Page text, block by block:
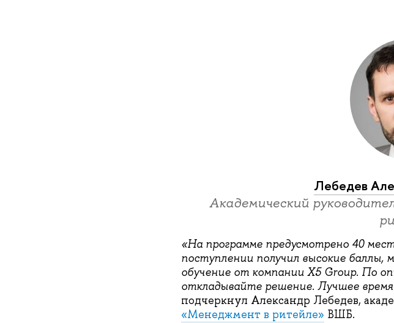
Лебедев
Академический
«На программе предусмотрено 40
поступлении получил высокие
обучение от компании X5 Group. По
откладывайте решение. Лучшее
подчеркнул Александр Лебедев,
«Менеджмент в ритейле» ВШБ.